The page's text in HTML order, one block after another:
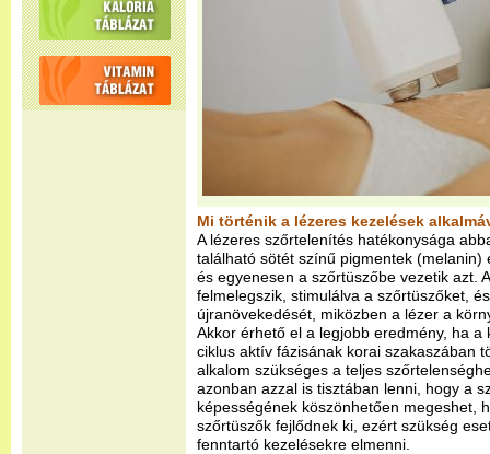
Mi történik a lézeres kezelések
A lézeres szőrtelenítés hatékonysága
található sötét színű pigmentek (melanin)
és egyenesen a szőrtüszőbe vezetik azt.
felmelegszik, stimulálva a szőrtüszőket,
újranövekedését, miközben a lézer a
Akkor érhető el a legjobb eredmény, ha a
ciklus aktív fázisának korai szakaszában
alkalom szükséges a teljes
azonban azzal is tisztában lenni, hogy a
képességének köszönhetően megeshet,
szőrtüszők fejlődnek ki, ezért szükség
fenntartó kezelésekre elmenni.